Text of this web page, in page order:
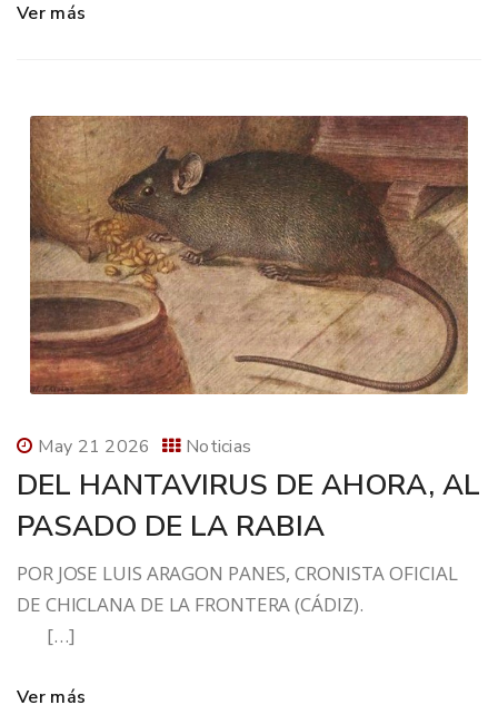
Ver más
May 21 2026 Noticias
DEL HANTAVIRUS DE AHORA, AL
PASADO DE LA RABIA
POR JOSE LUIS ARAGON PANES, CRONISTA OFICIAL
DE CHICLANA DE LA FRONTERA (CÁDIZ).
[…]
Ver más